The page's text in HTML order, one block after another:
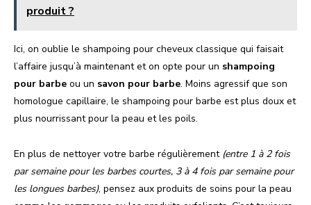
produit ?
Ici, on oublie le shampoing pour cheveux classique qui faisait
l’affaire jusqu’à maintenant et on opte pour un shampoing
pour barbe ou un savon pour barbe. Moins agressif que son
homologue capillaire, le shampoing pour barbe est plus doux et
plus nourrissant pour la peau et les poils.
En plus de nettoyer votre barbe régulièrement (entre 1 à 2 fois
par semaine pour les barbes courtes, 3 à 4 fois par semaine pour
les longues barbes), pensez aux produits de soins pour la peau